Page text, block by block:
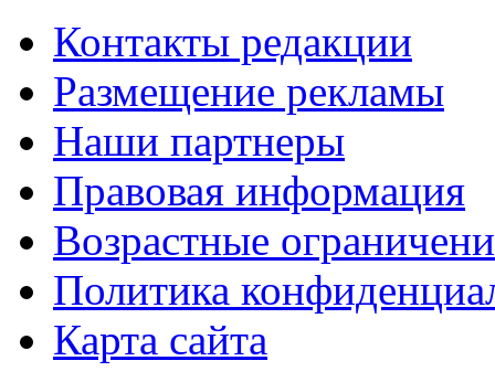
Контакты редакции
Размещение рекламы
Наши партнеры
Правовая информация
Возрастные
Политика
Карта сайта